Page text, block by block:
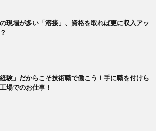
現場が多い「溶接」、資格を取れば更に収入アッ
経験」だからこそ技術職で働こう！手に職を付けら
場でのお仕事！